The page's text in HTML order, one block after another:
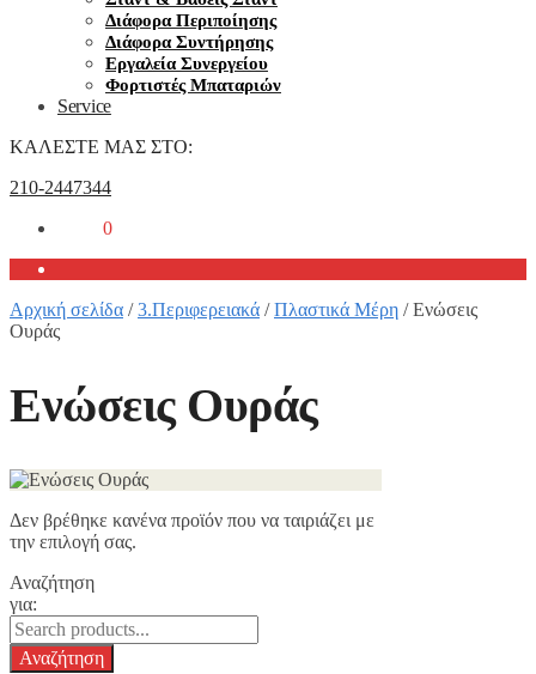
Διάφορα Περιποίησης
Διάφορα Συντήρησης
Εργαλεία Συνεργείου
Φορτιστές Μπαταριών
Service
ΚΑΛΕΣΤΕ ΜΑΣ ΣΤΟ:
210-2447344
0
Αρχική σελίδα /3.Περιφερειακά /Πλαστικά Μέρη /Ενώσεις
Ουράς
Ενώσεις Ουράς
Δεν βρέθηκε κανένα προϊόν που να ταιριάζει με
την επιλογή σας.
Αναζήτηση
για: